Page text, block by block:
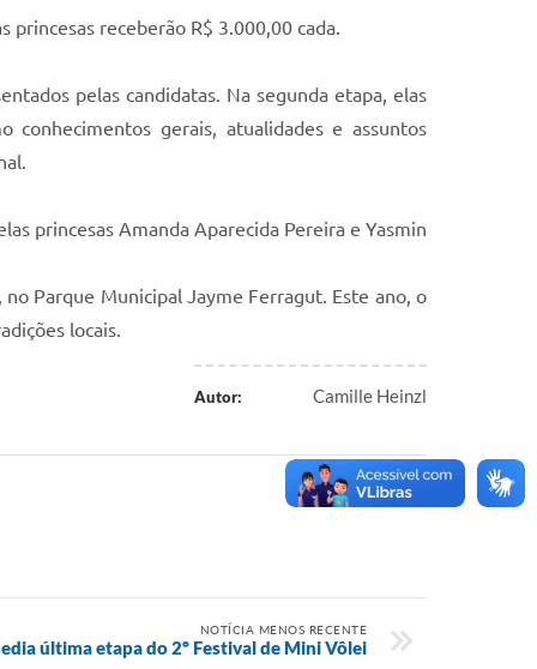
receberão R$ 3.000,00 cada.
pelas candidatas. Na segunda etapa, elas
gerais, atualidades e assuntos
princesas Amanda Aparecida Pereira e Yasmin
Parque Municipal Jayme Ferragut. Este ano, o
locais.
Autor: Camille Heinzl
NOTÍCIA MENOS RECENTE
última etapa do 2º Festival de Mini Vôlei